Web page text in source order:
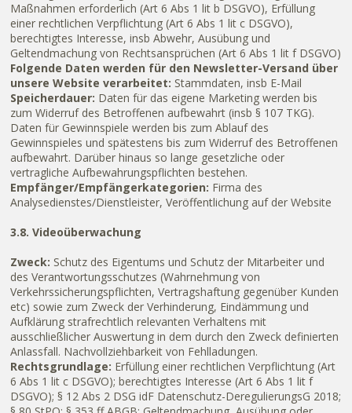
Maßnahmen erforderlich (Art 6 Abs 1 lit b DSGVO), Erfüllung
einer rechtlichen Verpflichtung (Art 6 Abs 1 lit c DSGVO),
berechtigtes Interesse, insb Abwehr, Ausübung und
Geltendmachung von Rechtsansprüchen (Art 6 Abs 1 lit f DSGVO)
Folgende Daten werden für den Newsletter-Versand über
unsere Website verarbeitet: Stammdaten, insb E-Mail
Speicherdauer: Daten für das eigene Marketing werden bis
zum Widerruf des Betroffenen aufbewahrt (insb § 107 TKG).
Daten für Gewinnspiele werden bis zum Ablauf des
Gewinnspieles und spätestens bis zum Widerruf des Betroffenen
aufbewahrt. Darüber hinaus so lange gesetzliche oder
vertragliche Aufbewahrungspflichten bestehen.
Empfänger/Empfängerkategorien: Firma des
Analysedienstes/Dienstleister, Veröffentlichung auf der Website
3.8. Videoüberwachung
Zweck: Schutz des Eigentums und Schutz der Mitarbeiter und
des Verantwortungsschutzes (Wahrnehmung von
Verkehrssicherungspflichten, Vertragshaftung gegenüber Kunden
etc) sowie zum Zweck der Verhinderung, Eindämmung und
Aufklärung strafrechtlich relevanten Verhaltens mit
ausschließlicher Auswertung in dem durch den Zweck definierten
Anlassfall. Nachvollziehbarkeit von Fehlladungen.
Rechtsgrundlage: Erfüllung einer rechtlichen Verpflichtung (Art
6 Abs 1 lit c DSGVO); berechtigtes Interesse (Art 6 Abs 1 lit f
DSGVO); § 12 Abs 2 DSG idF Datenschutz-DeregulierungsG 2018;